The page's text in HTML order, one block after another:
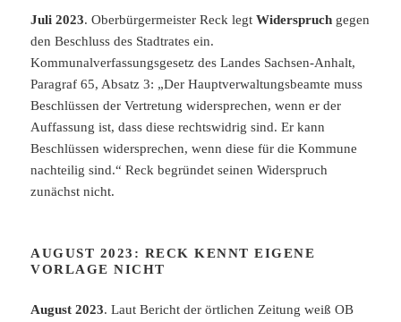
Juli 2023. Oberbürgermeister Reck legtWiderspruch gegen
den Beschluss des Stadtrates ein.
Kommunalverfassungsgesetz des Landes Sachsen-Anhalt,
Paragraf 65, Absatz 3: „Der Hauptverwaltungsbeamte muss
Beschlüssen der Vertretung widersprechen, wenn er der
Auffassung ist, dass diese rechtswidrig sind. Er kann
Beschlüssen widersprechen, wenn diese für die Kommune
nachteilig sind.“ Reck begründet seinen Widerspruch
zunächst nicht.
AUGUST 2023: RECK KENNT EIGENE
VORLAGE NICHT
August 2023. Laut Bericht der örtlichen Zeitung weiß OB